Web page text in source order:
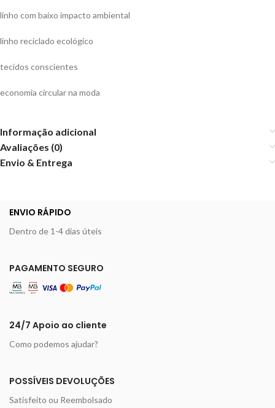
linho com baixo impacto ambiental
linho reciclado ecológico
tecidos conscientes
economia circular na moda
Informação adicional
Avaliações (0)
Envio & Entrega
ENVIO RÁPIDO
Dentro de 1-4 dias úteis
PAGAMENTO SEGURO
24/7 Apoio ao cliente
Como podemos ajudar?
POSSÍVEIS DEVOLUÇÕES
Satisfeito ou Reembolsado